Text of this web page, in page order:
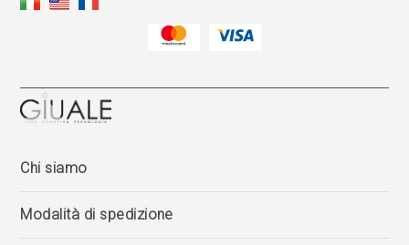
Chi siamo
Modalità di spedizione